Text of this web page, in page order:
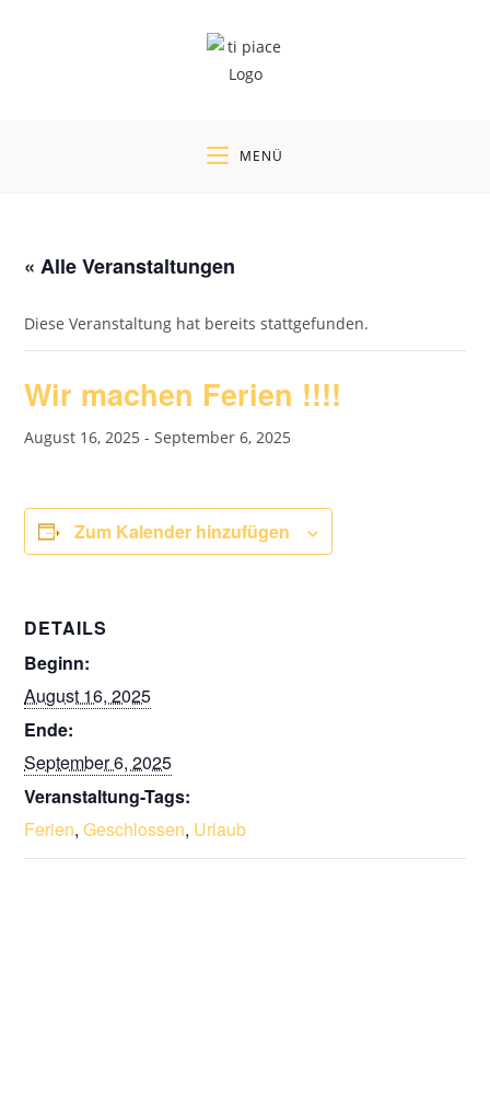
MENÜ
« Alle Veranstaltungen
Diese Veranstaltung hat bereits stattgefunden.
Wir machen Ferien !!!!
August 16, 2025 -September 6, 2025
Zum Kalender hinzufügen
DETAILS
Beginn:
August 16, 2025
Ende:
September 6, 2025
Veranstaltung-Tags:
Ferien,Geschlossen, Urlaub